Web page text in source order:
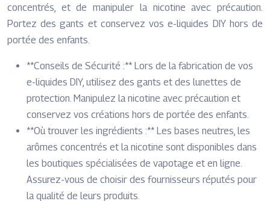
concentrés, et de manipuler la nicotine avec précaution.
Portez des gants et conservez vos e-liquides DIY hors de
portée des enfants.
**Conseils de Sécurité :** Lors de la fabrication de vos
e-liquides DIY, utilisez des gants et des lunettes de
protection. Manipulez la nicotine avec précaution et
conservez vos créations hors de portée des enfants.
**Où trouver les ingrédients :** Les bases neutres, les
arômes concentrés et la nicotine sont disponibles dans
les boutiques spécialisées de vapotage et en ligne.
Assurez-vous de choisir des fournisseurs réputés pour
la qualité de leurs produits.